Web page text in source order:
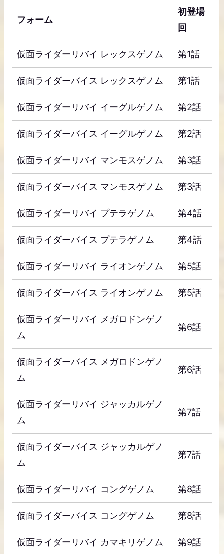
フォーム
初登場
回
仮面ライダーリバイ レックスゲノム 第1話
仮面ライダーバイス レックスゲノム 第1話
仮面ライダーリバイ イーグルゲノム 第2話
仮面ライダーバイス イーグルゲノム 第2話
仮面ライダーリバイ マンモスゲノム 第3話
仮面ライダーバイス マンモスゲノム 第3話
仮面ライダーリバイ プテラゲノム 第4話
仮面ライダーバイス プテラゲノム 第4話
仮面ライダーリバイ ライオンゲノム 第5話
仮面ライダーバイス ライオンゲノム 第5話
仮面ライダーリバイ メガロドンゲノ
ム
第6話
仮面ライダーバイス メガロドンゲノ
ム
第6話
仮面ライダーリバイ ジャッカルゲノ
ム
第7話
仮面ライダーバイス ジャッカルゲノ
ム
第7話
仮面ライダーリバイ コングゲノム 第8話
仮面ライダーバイス コングゲノム 第8話
仮面ライダーリバイ カマキリゲノム 第9話